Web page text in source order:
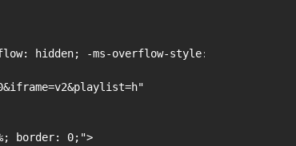
hidden; -ms-overflow-style: -ms-
border: 0;">